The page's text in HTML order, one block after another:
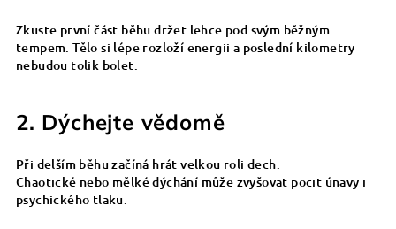
Zkuste první část běhu držet lehce pod svým běžným
tempem. Tělo si lépe rozloží energii a poslední kilometry
nebudou tolik bolet.
2. Dýchejte vědomě
Při delším běhu začíná hrát velkou roli dech.
Chaotické nebo mělké dýchání může zvyšovat pocit únavy i
psychického tlaku.